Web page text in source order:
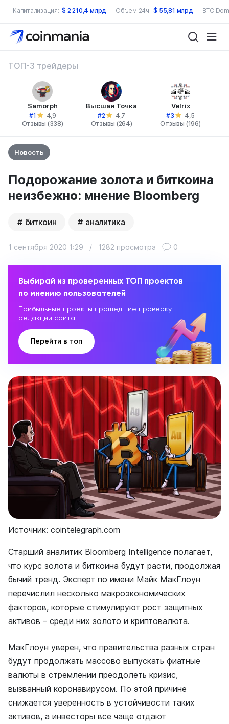
Капитализация: $ 2 210,4 млрд Объем 24ч: $ 55,81 млрд BTC
ТОП-3 трейдеры
Samorph
#1
4,9
Отзывы (338)
Высшая Точка
#2
4,7
Отзывы (264)
Velrix
#3
4,5
Отзывы (196)
Новость
Подорожание золота и биткоина
неизбежно: мнение Bloomberg
биткоин аналитика
1 сентября 2020 1:29 / 1282 просмотра 0
Выбирай из проверенных ТОП проектов
по мнению пользователей
Прибыльные проекты прошедшие проверку
редакции сайта
Перейти в топ
Источник: cointelegraph.com
Старший аналитик Bloomberg Intelligence полагает,
что курс золота и биткоина будут расти, продолжая
бычий тренд. Эксперт по имени Майк МакГлоун
перечислил несколько макроэкономических
факторов, которые стимулируют рост защитных
активов – среди них золото и криптовалюта.
МакГлоун уверен, что правительства разных стран
будут продолжать массово выпускать фиатные
валюты в стремлении преодолеть кризис,
вызванный коронавирусом. По этой причине
снижается уверенность в устойчивости таких
активов, а инвесторы все чаще отдают